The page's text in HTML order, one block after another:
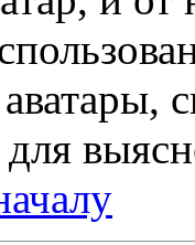
аватары,